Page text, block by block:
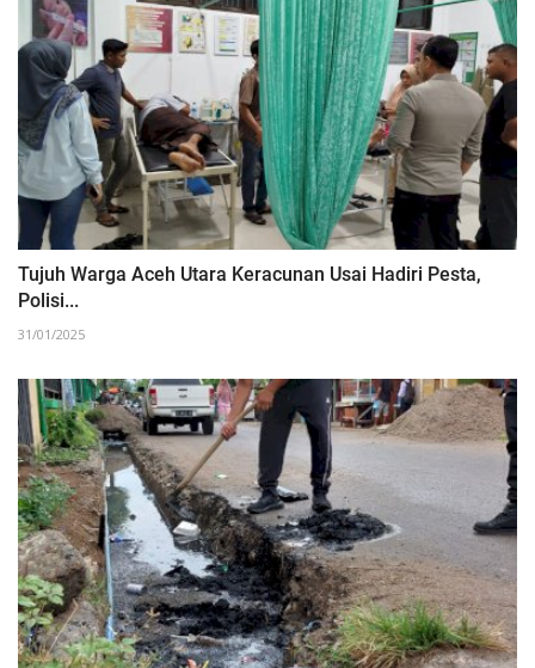
Tujuh Warga Aceh Utara Keracunan Usai Hadiri Pesta,
Polisi...
31/01/2025